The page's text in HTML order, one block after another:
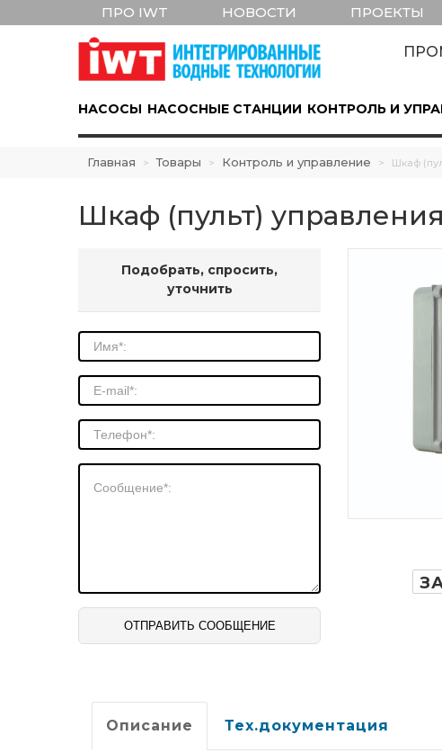
ПРО IWT НОВОСТИ ПРОЕКТЫ
НАСОСЫ НАСОСНЫЕ СТАНЦИИ КОНТРОЛЬ И
Главная > Товары > Контроль и управление > Шкаф
Шкаф (пульт)
Подобрать, спросить,
уточнить
Описание Тех.документация